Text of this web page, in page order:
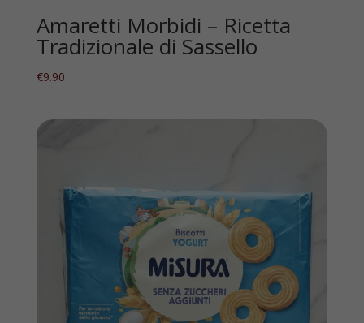
Amaretti Morbidi – Ricetta
Tradizionale di Sassello
€9.90